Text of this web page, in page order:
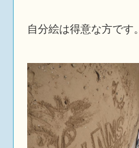
自分絵は得意な方です。